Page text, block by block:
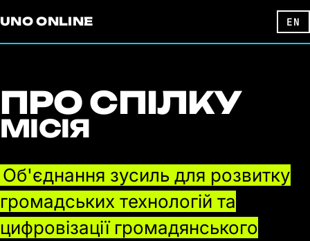
UNO ONLINE EN
ПРО СПІЛКУ
МІСІЯ
Об'єднання зусиль для розвитку
громадських технологій та
цифровізації громадянського